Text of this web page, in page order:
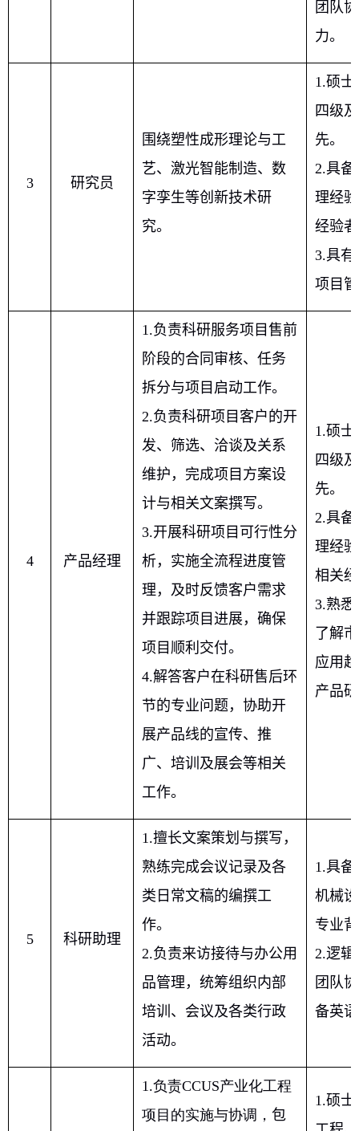
团队
力。
3 研究员
围绕塑性成形理论与工
艺、激光智能制造、数
字孪生等创新技术研
究。
1.硕士
四级
先。
2.具备
理经
经验
3.具有
项目
4 产品经理
1.负责科研服务项目售前
阶段的合同审核、任务
拆分与项目启动工作。
2.负责科研项目客户的开
发、筛选、洽谈及关系
维护，完成项目方案设
计与相关文案撰写。
3.开展科研项目可行性分
析，实施全流程进度管
理，及时反馈客户需求
并跟踪项目进展，确保
项目顺利交付。
4.解答客户在科研售后环
节的专业问题，协助开
展产品线的宣传、推
广、培训及展会等相关
工作。
1.硕士
四级
先。
2.具备
理经
相关
3.熟悉
了解
应用
产品
5 科研助理
1.擅长文案策划与撰写，
熟练完成会议记录及各
类日常文稿的编撰工
作。
2.负责来访接待与办公用
品管理，统筹组织内部
培训、会议及各类行政
活动。
1.具备
机械
专业
2.逻辑
团队
备英
1.负责CCUS产业化工程
项目的实施与协调， 包
1.硕士